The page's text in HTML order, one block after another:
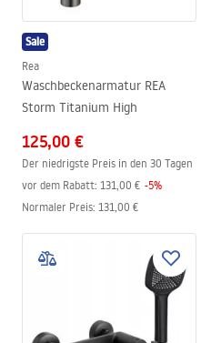
Sale
Rea
Waschbeckenarmatur REA
Storm Titanium High
125,00 €
Der niedrigste Preis in den 30 Tagen
vor dem Rabatt: 131,00 € -5%
Normaler Preis: 131,00 €